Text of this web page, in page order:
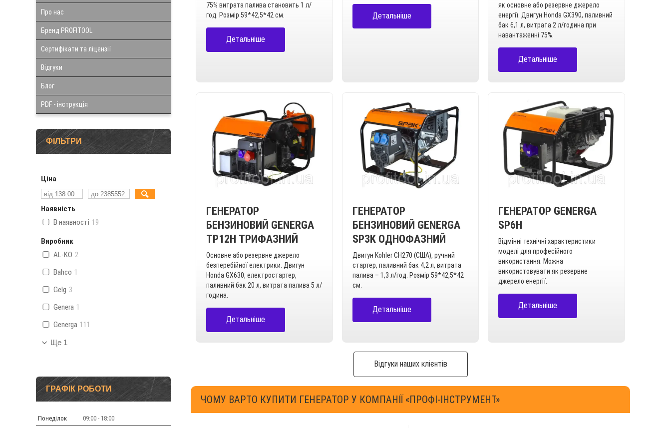
75% витрата палива становить 1 л/
год. Розмір 59*42,5*42 см.
Детальніше
Детальніше
як основне або резервне джерело
енергії. Двигун Honda GX390, паливний
бак 6,1 л, витрата 2 л/година при
навантаженні 75%.
Детальніше
ГЕНЕРАТОР
БЕНЗИНОВИЙ GENERGA
TP12H ТРИФАЗНИЙ
Основне або резервне джерело
безперебійної електрики. Двигун
Honda GX630, електростартер,
паливний бак 20 л, витрата палива 5 л/
година.
Детальніше
ГЕНЕРАТОР
БЕНЗИНОВИЙ GENERGA
SP3K ОДНОФАЗНИЙ
Двигун Kohler CH270 (США), ручний
стартер, паливний бак 4,2 л, витрата
палива – 1,3 л/год. Розмір 59*42,5*42
см.
Детальніше
ГЕНЕРАТОР GENERGA
SP6H
Відмінні технічні характеристики
моделі для професійного
використання. Можна
використовувати як резервне
джерело енергії.
Детальніше
Відгуки наших клієнтів
ЧОМУ ВАРТО КУПИТИ ГЕНЕРАТОР У КОМПАНІЇ «ПРОФІ-ІНСТРУМЕНТ»
Про нас
Бренд PROFITOOL
Сертифікати та ліцензії
Відгуки
Блог
PDF - інструкція
ФІЛЬТРИ
Ціна
Наявність
В наявності 19
Виробник
AL-KO 2
Bahco 1
Gelg 3
Genera 1
Generga 111
Ще 1
ГРАФІК РОБОТИ
Понеділок 09:00
18:00